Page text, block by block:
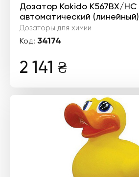
Дозатор Kokido K567BX/HC
автоматический (линейный)
Дозаторы для химии
Код: 34174
2 141 ₴